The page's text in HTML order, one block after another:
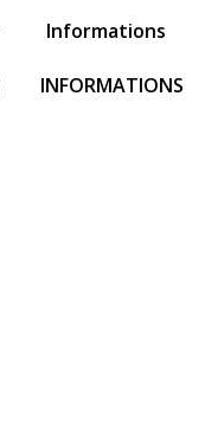
Informations
INFORMATIONS